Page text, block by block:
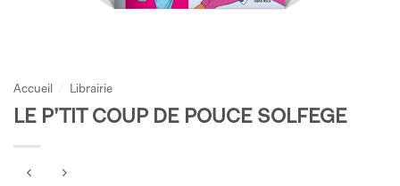
Accueil / Librairie
LE P’TIT COUP DE POUCE SOLFEGE